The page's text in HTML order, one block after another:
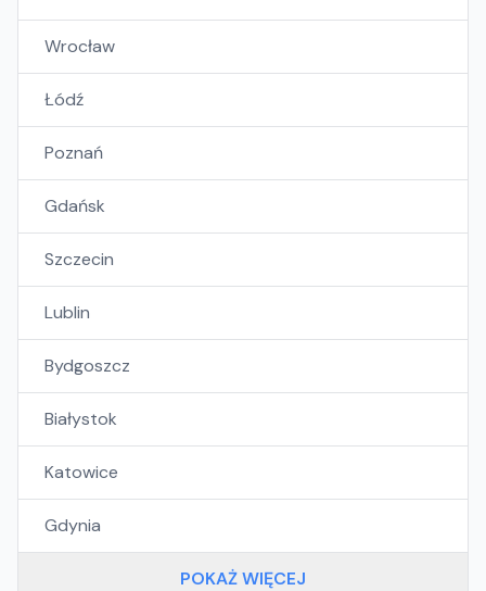
Wrocław
Łódź
Poznań
Gdańsk
Szczecin
Lublin
Bydgoszcz
Białystok
Katowice
Gdynia
POKAŻ WIĘCEJ